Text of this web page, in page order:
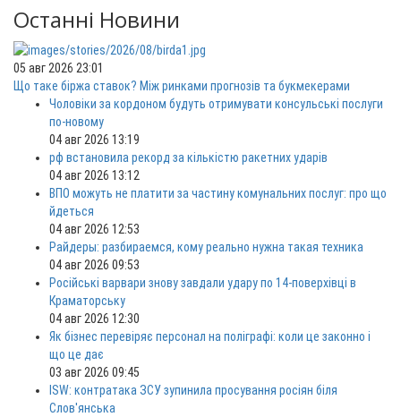
Останні Новини
05 авг 2026 23:01
Що таке біржа ставок? Між ринками прогнозів та букмекерами
Чоловіки за кордоном будуть отримувати консульські послуги
по-новому
04 авг 2026 13:19
рф встановила рекорд за кількістю ракетних ударів
04 авг 2026 13:12
ВПО можуть не платити за частину комунальних послуг: про що
йдеться
04 авг 2026 12:53
Райдеры: разбираемся, кому реально нужна такая техника
04 авг 2026 09:53
Російські варвари знову завдали удару по 14-поверхівці в
Краматорську
04 авг 2026 12:30
Як бізнес перевіряє персонал на поліграфі: коли це законно і
що це дає
03 авг 2026 09:45
ISW: контратака ЗСУ зупинила просування росіян біля
Слов'янська